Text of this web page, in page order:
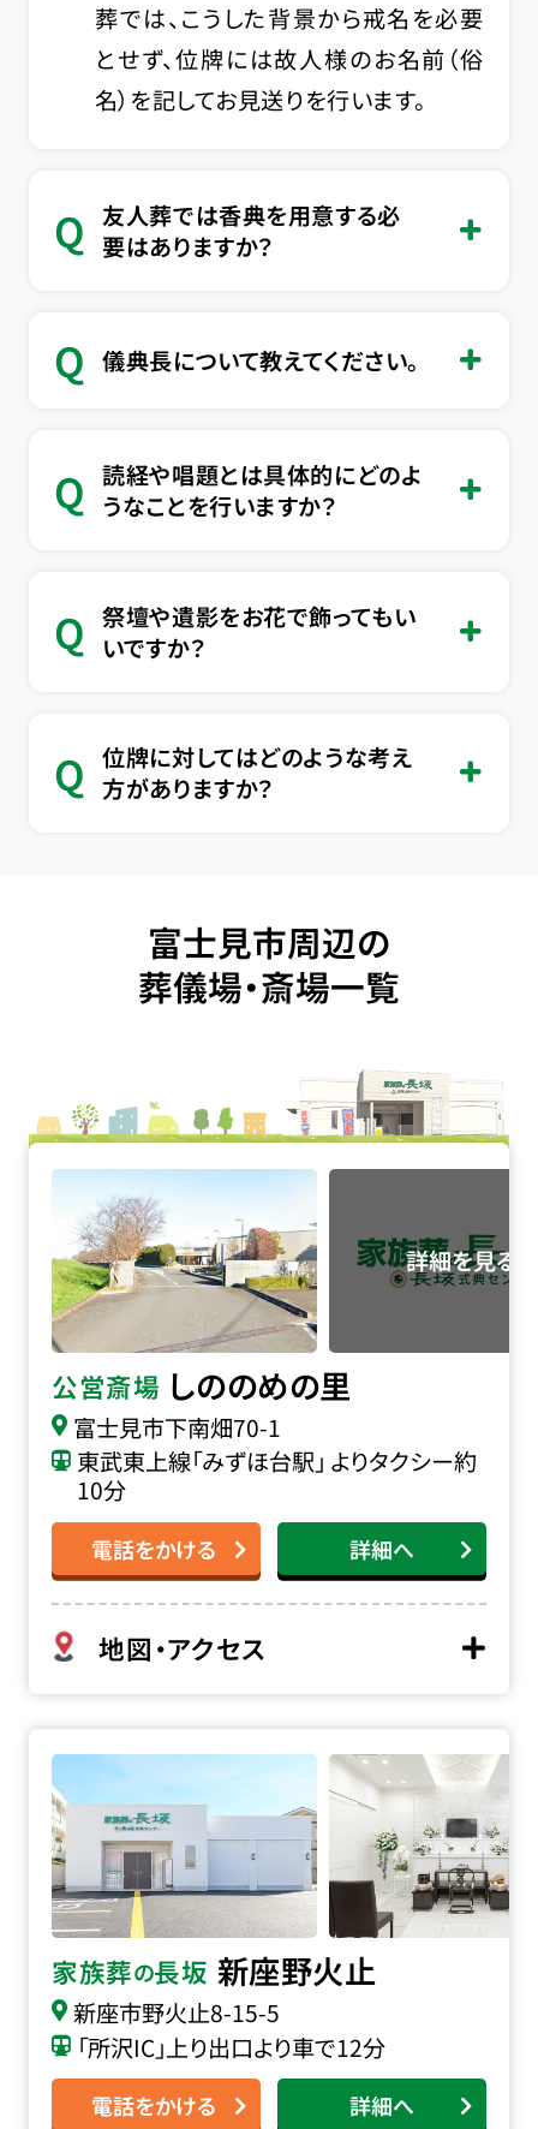
葬では、こうした背景から戒名を必要
とせず、位牌には故人様のお名前（俗
名）を記してお見送りを行います。
Q 友人葬では香典を用意する必
要はありますか？
Q 儀典長について教えてください。
Q 読経や唱題とは具体的にどのよ
うなことを行いますか？
Q 祭壇や遺影をお花で飾ってもい
いですか？
Q 位牌に対してはどのような考え
方がありますか？
富士見市周辺の
葬儀場・斎場一覧
公営斎場 しののめの里
富士見市下南畑70-1
東武東上線「みずほ台駅」 よりタクシー約
10分
電話をかける 詳細へ
地図・アクセス
しののめの里の詳細へ
家族葬の長坂 新座野火止
新座市野火止8-15-5
「所沢IC」上り出口より車で12分
電話をかける 詳細へ
家族葬の長坂 新座野火止の詳細へ